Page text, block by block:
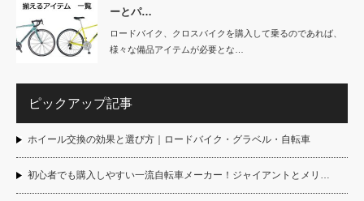
ーとパ…
ロードバイク、クロスバイクを購入して乗るのであれば、
様々な備品アイテムが必要とな…
ピックアップ記事
ホイール交換の効果と選び方｜ロードバイク・グラベル・自転車
初心者でも購入しやすい一流自転車メーカー！ジャイアントとメリ…